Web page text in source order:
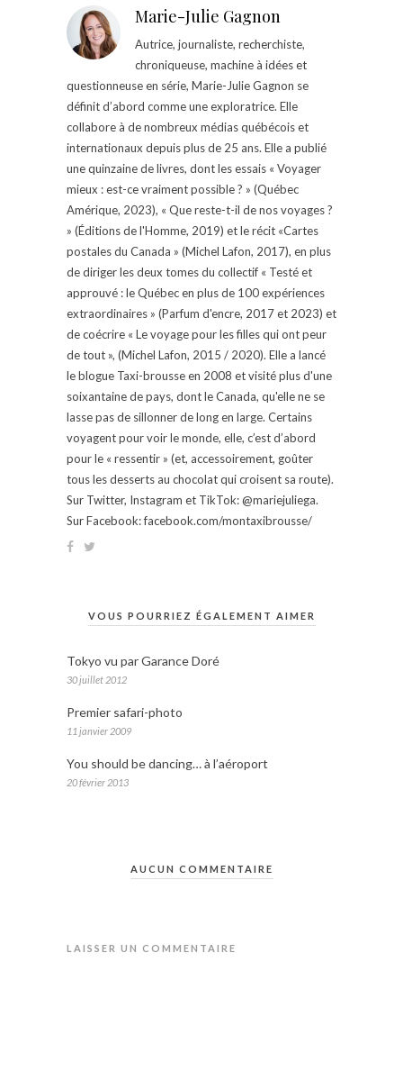
Marie-Julie Gagnon
Autrice, journaliste, recherchiste,
chroniqueuse, machine à idées et
questionneuse en série, Marie-Julie Gagnon se
définit d’abord comme une exploratrice. Elle
collabore à de nombreux médias québécois et
internationaux depuis plus de 25 ans. Elle a publié
une quinzaine de livres, dont les essais « Voyager
mieux : est-ce vraiment possible ? » (Québec
Amérique, 2023), « Que reste-t-il de nos voyages ?
» (Éditions de l'Homme, 2019) et le récit «Cartes
postales du Canada » (Michel Lafon, 2017), en plus
de diriger les deux tomes du collectif « Testé et
approuvé : le Québec en plus de 100 expériences
extraordinaires » (Parfum d'encre, 2017 et 2023) et
de coécrire « Le voyage pour les filles qui ont peur
de tout », (Michel Lafon, 2015 / 2020). Elle a lancé
le blogue Taxi-brousse en 2008 et visité plus d'une
soixantaine de pays, dont le Canada, qu'elle ne se
lasse pas de sillonner de long en large. Certains
voyagent pour voir le monde, elle, c’est d’abord
pour le « ressentir » (et, accessoirement, goûter
tous les desserts au chocolat qui croisent sa route).
Sur Twitter, Instagram et TikTok: @mariejuliega.
Sur Facebook: facebook.com/montaxibrousse/
VOUS POURRIEZ ÉGALEMENT AIMER
Tokyo vu par Garance Doré
30 juillet 2012
Premier safari-photo
11 janvier 2009
You should be dancing… à l’aéroport
20 février 2013
AUCUN COMMENTAIRE
LAISSER UN COMMENTAIRE